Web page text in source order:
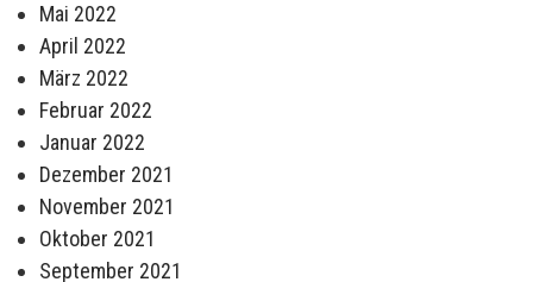
Mai 2022
April 2022
März 2022
Februar 2022
Januar 2022
Dezember 2021
November 2021
Oktober 2021
September 2021